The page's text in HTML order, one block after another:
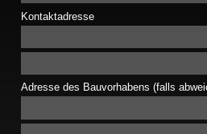
Kontaktadresse
Adresse des Bauvorhabens (falls